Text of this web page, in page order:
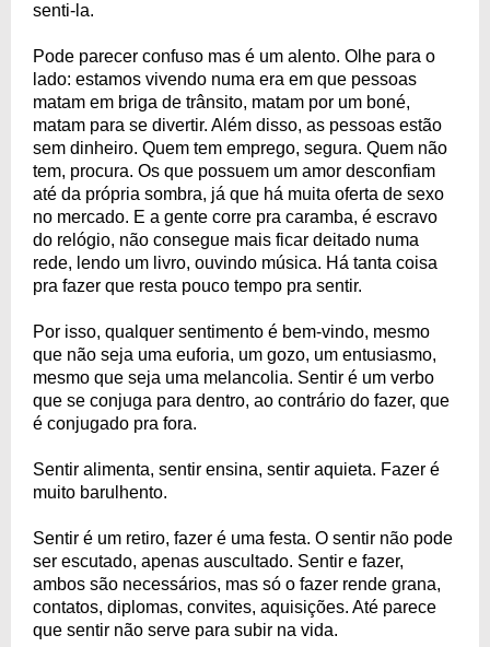
senti-la.
Pode parecer confuso mas é um alento. Olhe para o
lado: estamos vivendo numa era em que pessoas
matam em briga de trânsito, matam por um boné,
matam para se divertir. Além disso, as pessoas estão
sem dinheiro. Quem tem emprego, segura. Quem não
tem, procura. Os que possuem um amor desconfiam
até da própria sombra, já que há muita oferta de sexo
no mercado. E a gente corre pra caramba, é escravo
do relógio, não consegue mais ficar deitado numa
rede, lendo um livro, ouvindo música. Há tanta coisa
pra fazer que resta pouco tempo pra sentir.
Por isso, qualquer sentimento é bem-vindo, mesmo
que não seja uma euforia, um gozo, um entusiasmo,
mesmo que seja uma melancolia. Sentir é um verbo
que se conjuga para dentro, ao contrário do fazer, que
é conjugado pra fora.
Sentir alimenta, sentir ensina, sentir aquieta. Fazer é
muito barulhento.
Sentir é um retiro, fazer é uma festa. O sentir não pode
ser escutado, apenas auscultado. Sentir e fazer,
ambos são necessários, mas só o fazer rende grana,
contatos, diplomas, convites, aquisições. Até parece
que sentir não serve para subir na vida.